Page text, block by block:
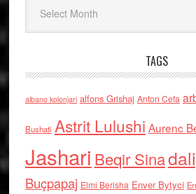
TAGS
albano kolonjari alfons Grishaj Anton Cefa
Bushati Astrit Lulushi Aurenc
Jashari Beqir Sina
Buçpapaj Elmi Berisha Enver Bytyci